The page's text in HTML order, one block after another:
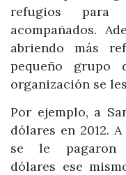
refugios para
acompañados.
abriendo más
pequeño grupo
organización se
Por ejemplo, a
dólares en 2012.
se le pagaron
dólares ese